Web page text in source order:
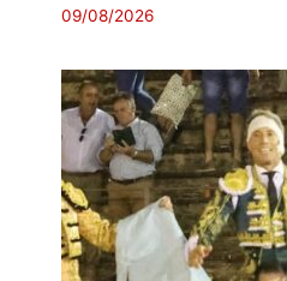
09/08/2026